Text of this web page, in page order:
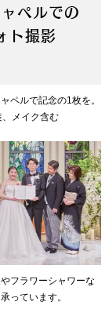
ペルでの
ト撮影
ペルで記念の1枚を。
メイク含む
フラワーシャワーな
っています。